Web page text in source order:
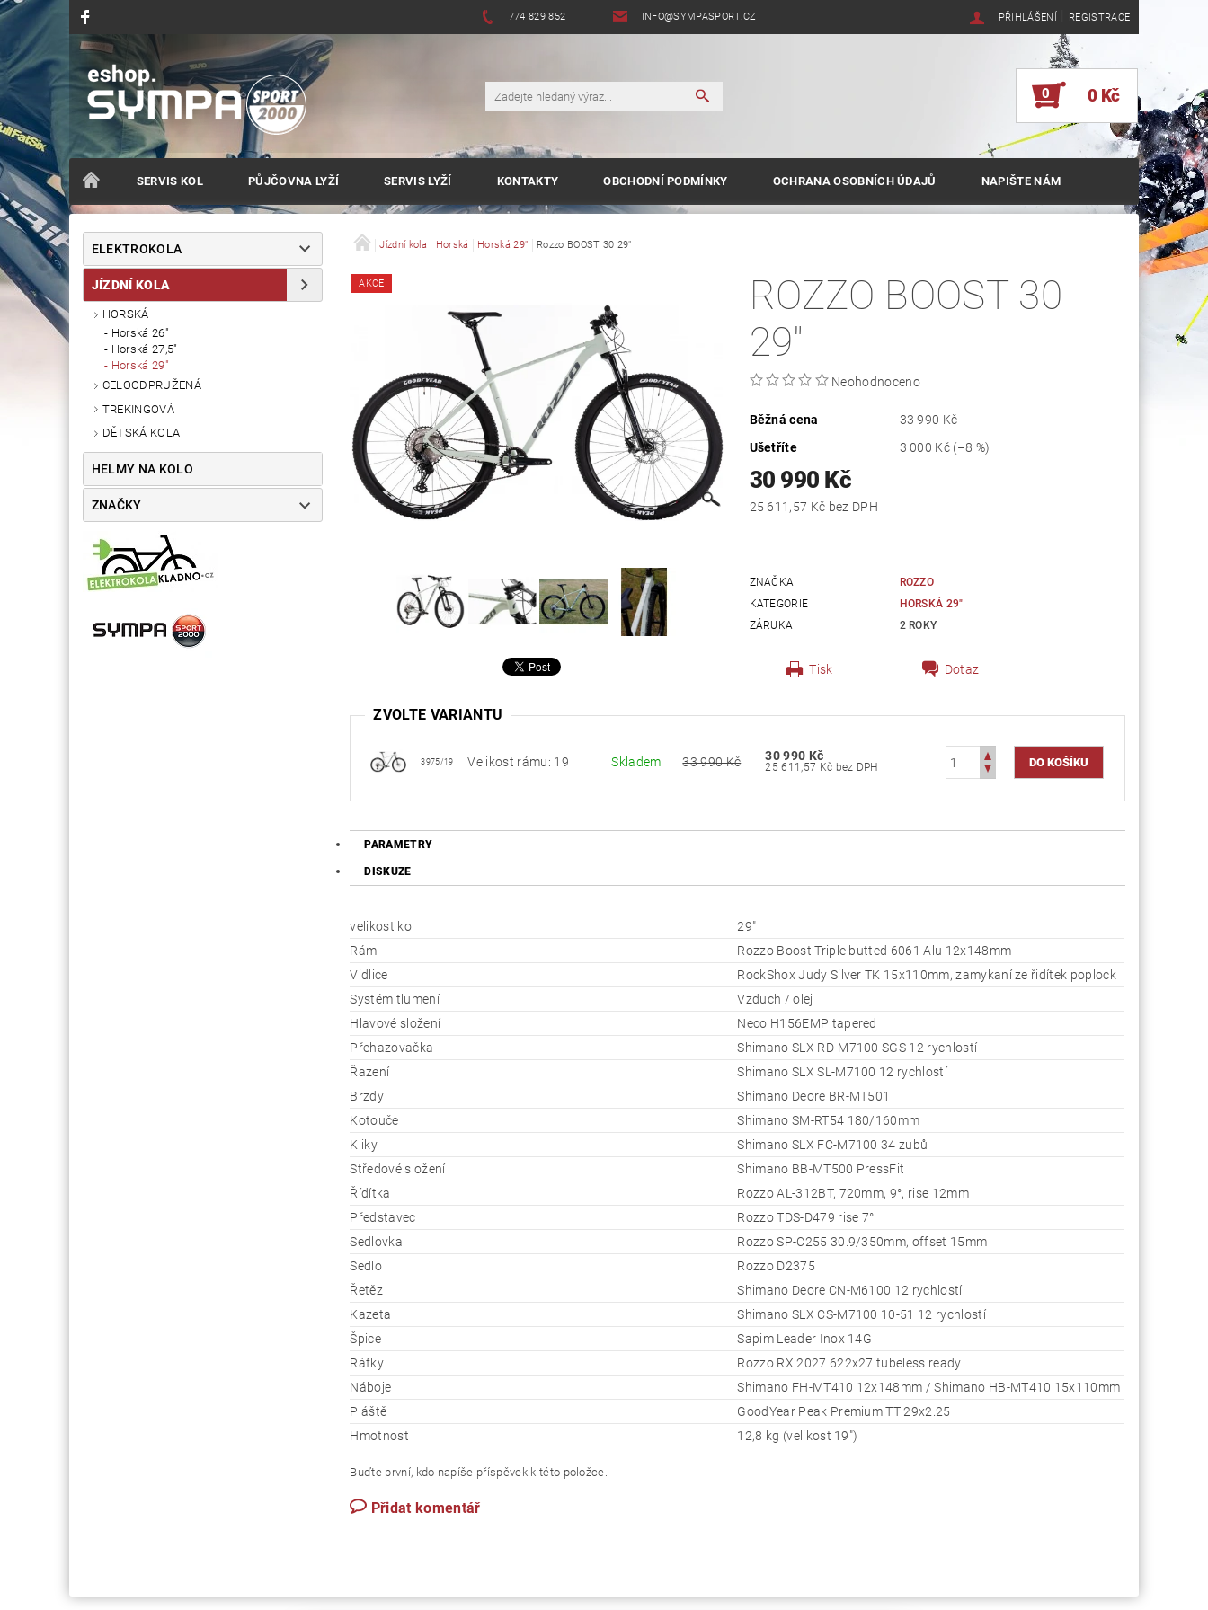
774 829 852 INFO@SYMPASPORT.CZ PŘIHLÁŠENÍ REGISTRACE
0 0 Kč
SERVIS KOL PŮJČOVNA LYŽÍ SERVIS LYŽÍ KONTAKTY OBCHODNÍ PODMÍNKY OCHRANA OSOBNÍCH ÚDAJŮ NAPIŠTE NÁM
ELEKTROKOLA
JÍZDNÍ KOLA
HORSKÁ
Horská 26"
Horská 27,5"
Horská 29"
CELOODPRUŽENÁ
TREKINGOVÁ
DĚTSKÁ KOLA
HELMY NA KOLO
ZNAČKY
Jízdní kola Horská Horská 29" Rozzo BOOST 30 29"
AKCE
ROZZO BOOST 30
29"
Neohodnoceno
Běžná cena
33 990 Kč
Ušetříte
3 000 Kč (–8 %)
30 990 Kč
25 611,57 Kč bez DPH
ZNAČKA
ROZZO
KATEGORIE
HORSKÁ 29"
ZÁRUKA
2 ROKY
Tisk Dotaz
ZVOLTE VARIANTU
3975/19 Velikost rámu: 19 Skladem 33 990 Kč 30 990 Kč
25 611,57 Kč bez DPH
PARAMETRY
DISKUZE
velikost kol
29"
Rám
Rozzo Boost Triple butted 6061 Alu 12x148mm
Vidlice
RockShox Judy Silver TK 15x110mm, zamykaní ze řidítek poplock
Systém tlumení
Vzduch / olej
Hlavové složení
Neco H156EMP tapered
Přehazovačka
Shimano SLX RD-M7100 SGS 12 rychlostí
Řazení
Shimano SLX SL-M7100 12 rychlostí
Brzdy
Shimano Deore BR-MT501
Kotouče
Shimano SM-RT54 180/160mm
Kliky
Shimano SLX FC-M7100 34 zubů
Středové složení
Shimano BB-MT500 PressFit
Řídítka
Rozzo AL-312BT, 720mm, 9°, rise 12mm
Představec
Rozzo TDS-D479 rise 7°
Sedlovka
Rozzo SP-C255 30.9/350mm, offset 15mm
Sedlo
Rozzo D2375
Řetěz
Shimano Deore CN-M6100 12 rychlostí
Kazeta
Shimano SLX CS-M7100 10-51 12 rychlostí
Špice
Sapim Leader Inox 14G
Ráfky
Rozzo RX 2027 622x27 tubeless ready
Náboje
Shimano FH-MT410 12x148mm / Shimano HB-MT410 15x110mm
Pláště
GoodYear Peak Premium TT 29x2.25
Hmotnost
12,8 kg (velikost 19")
Buďte první, kdo napíše příspěvek k této položce.
Přidat komentář